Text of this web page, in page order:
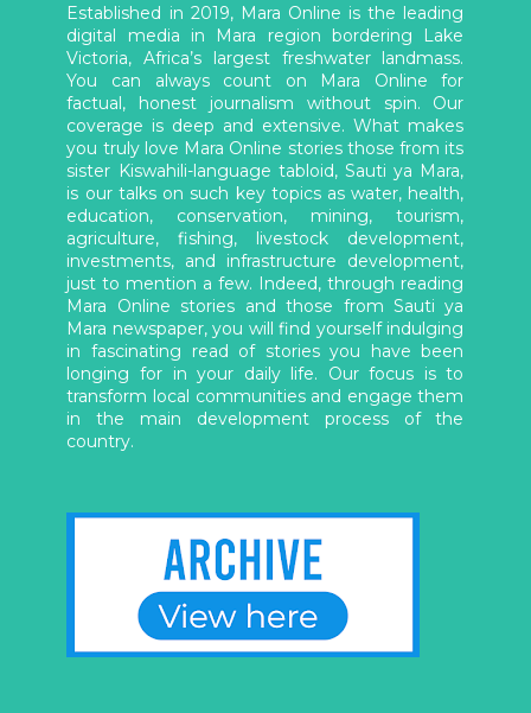
Established in 2019, Mara Online is the leading
digital media in Mara region bordering Lake
Victoria, Africa’s largest freshwater landmass.
You can always count on Mara Online for
factual, honest journalism without spin. Our
coverage is deep and extensive. What makes
you truly love Mara Online stories those from its
sister Kiswahili-language tabloid, Sauti ya Mara,
is our talks on such key topics as water, health,
education, conservation, mining, tourism,
agriculture, fishing, livestock development,
investments, and infrastructure development,
just to mention a few. Indeed, through reading
Mara Online stories and those from Sauti ya
Mara newspaper, you will find yourself indulging
in fascinating read of stories you have been
longing for in your daily life. Our focus is to
transform local communities and engage them
in the main development process of the
country.